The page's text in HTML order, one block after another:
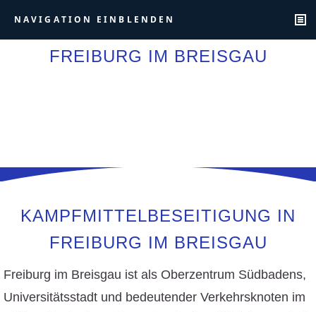
NAVIGATION EINBLENDEN
FREIBURG IM BREISGAU
KAMPFMITTELBESEITIGUNG IN
FREIBURG IM BREISGAU
Freiburg im Breisgau ist als Oberzentrum Südbadens,
Universitätsstadt und bedeutender Verkehrsknoten im